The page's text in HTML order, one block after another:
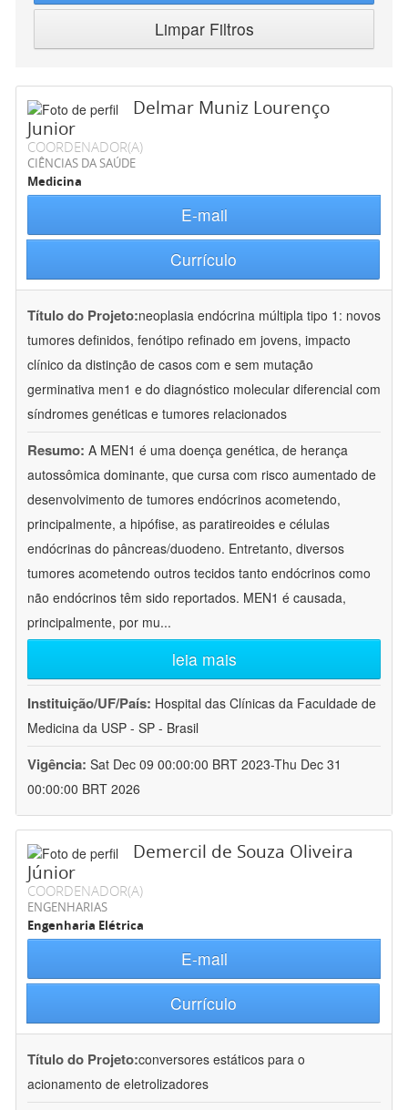
Limpar Filtros
Delmar Muniz Lourenço
Junior
COORDENADOR(A)
CIÊNCIAS DA SAÚDE
Medicina
E-mail
Currículo
Título do Projeto:neoplasia endócrina múltipla tipo 1: novos
tumores definidos, fenótipo refinado em jovens, impacto
clínico da distinção de casos com e sem mutação
germinativa men1 e do diagnóstico molecular diferencial com
síndromes genéticas e tumores relacionados
Resumo: A MEN1 é uma doença genética, de herança
autossômica dominante, que cursa com risco aumentado de
desenvolvimento de tumores endócrinos acometendo,
principalmente, a hipófise, as paratireoides e células
endócrinas do pâncreas/duodeno. Entretanto, diversos
tumores acometendo outros tecidos tanto endócrinos como
não endócrinos têm sido reportados. MEN1 é causada,
principalmente, por mu...
leia mais
Instituição/UF/País: Hospital das Clínicas da Faculdade de
Medicina da USP - SP - Brasil
Vigência: Sat Dec 09 00:00:00 BRT 2023-Thu Dec 31
00:00:00 BRT 2026
Demercil de Souza Oliveira
Júnior
COORDENADOR(A)
ENGENHARIAS
Engenharia Elétrica
E-mail
Currículo
Título do Projeto:conversores estáticos para o
acionamento de eletrolizadores